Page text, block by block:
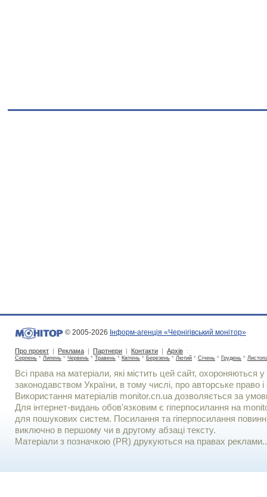
© 2005-2026 Інформ-агенція «Чернігівський монітор»
Про проект | Реклама | Партнери | Контакти | Архів :
Серпень * Липень * Червень * Травень * Квітень * Березень * Лютий * Січень * Грудень *
Всі права на матеріали, які містить цей сайт, охороняються у
законодавством України, в тому числі, про авторське право і
Використання матерiалiв monitor.cn.ua дозволяється за
Для iнтернет-видань обов'язковим є гiперпосилання на
для пошукових систем. Посилання та гіперпосилання
виключно в першому чи в другому абзаці тексту.
Матеріали з позначкою (PR) друкуються на правах реклами..